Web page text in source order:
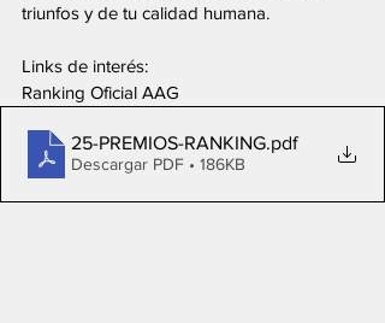
triunfos y de tu calidad humana.
Links de interés:
Ranking Oficial AAG
25-PREMIOS-RANKING.pdf
Descargar PDF • 186KB